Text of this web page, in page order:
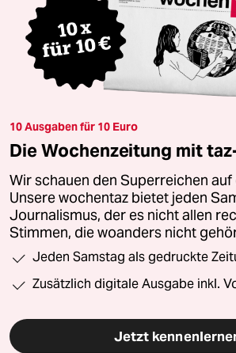
10 Ausgaben für 10 Euro
Die Wochenzeitung mit
Wir schauen den Superreichen auf
Unsere wochentaz bietet jeden
Journalismus, der es nicht allen
Stimmen, die woanders nicht
Jeden Samstag als gedruckte
Zusätzlich digitale Ausgabe inkl.
Jetzt